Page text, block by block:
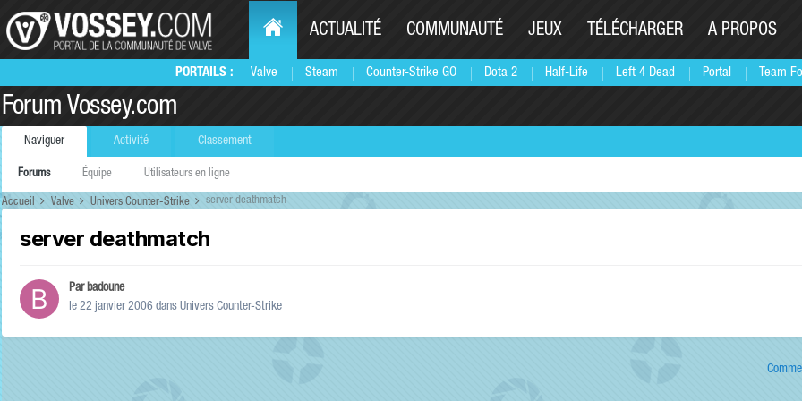
PORTAILS : Valve Steam Counter-Strike GO Dota 2 Half-Life Left 4 Dead Portal Team
ACTUALITÉ COMMUNAUTÉ JEUX TÉLÉCHARGER A PROPOS
Forum Vossey.com
Naviguer
Forums Équipe Utilisateurs en ligne
Activité Classement
Accueil Valve Univers Counter-Strike server deathmatch
server deathmatch
Parbadoune
le 22 janvier 2006 dans Univers Counter-Strike